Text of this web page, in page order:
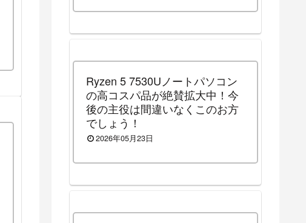
Ryzen 5 7530Uノートパソコン
の高コスパ品が絶賛拡大中！今
後の主役は間違いなくこのお方
でしょう！
2026年05月23日